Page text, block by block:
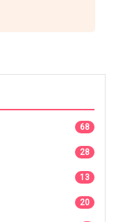
68
28
13
20